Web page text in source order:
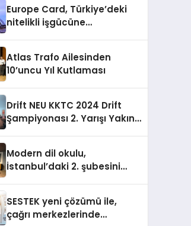
Europe Card, Türkiye’deki
nitelikli işgücüne
Atlas Trafo Ailesinden
10’uncu Yıl Kutlaması
Drift NEU KKTC 2024 Drift
Şampiyonası 2. Yarışı Yakın
Modern dil okulu,
İstanbul’daki 2. şubesini
SESTEK yeni çözümü ile,
çağrı merkezlerinde